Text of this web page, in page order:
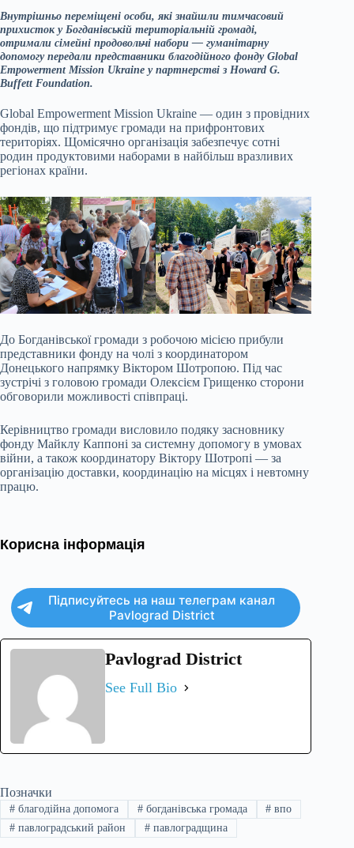
Внутрішньо переміщені особи, які знайшли тимчасовий
прихисток у Богданівській територіальній громаді,
отримали сімейні продовольчі набори — гуманітарну
допомогу передали представники благодійного фонду Global
Empowerment Mission Ukraine у партнерстві з Howard G.
Buffett Foundation.
Global Empowerment Mission Ukraine — один з провідних
фондів, що підтримує громади на прифронтових
територіях. Щомісячно організація забезпечує сотні
родин продуктовими наборами в найбільш вразливих
регіонах країни.
До Богданівської громади з робочою місією прибули
представники фонду на чолі з координатором
Донецького напрямку Віктором Шотропою. Під час
зустрічі з головою громади Олексієм Грищенко сторони
обговорили можливості співпраці.
Керівництво громади висловило подяку засновнику
фонду Майклу Каппоні за системну допомогу в умовах
війни, а також координатору Віктору Шотропі — за
організацію доставки, координацію на місцях і невтомну
працю.
Корисна інформація
Підписуйтесь на наш телеграм канал
Pavlograd District
Pavlograd District
See Full Bio
Позначки
#благодійна допомога #богданівська громада # впо
#павлоградський район #павлоградщина